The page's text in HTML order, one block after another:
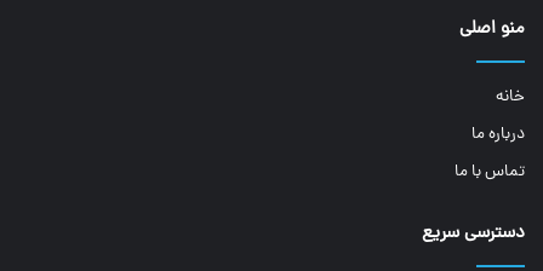
منو اصلی
خانه
درباره ما
تماس با ما
دسترسی سریع